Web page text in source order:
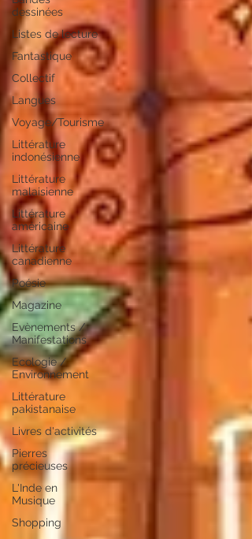
dessinées
Listes de lecture
Fantastique
Collectif
Langues
Voyage/Tourisme
Littérature
indonésienne
Littérature
malaisienne
Littérature
américaine
Littérature
canadienne
Poésie
Magazine
Evènements /
Manifestations
Ecologie /
Environnement
Littérature
pakistanaise
Livres d'activités
Pierres
précieuses
L'Inde en
Musique
Shopping